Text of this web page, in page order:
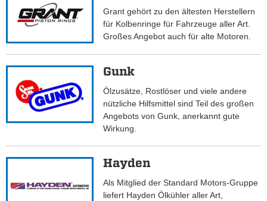
Grant gehört zu den ältesten Herstellern
für Kolbenringe für Fahrzeuge aller Art.
Großes Angebot auch für alte Motoren.
Gunk
Ölzusätze, Rostlöser und viele andere
nützliche Hilfsmittel sind Teil des großen
Angebots von Gunk, anerkannt gute
Wirkung.
Hayden
Als Mitglied der Standard Motors-Gruppe
liefert Hayden Ölkühler aller Art,